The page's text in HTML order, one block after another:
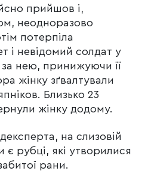
прийшов і,
неодноразово
потерпіла
і невідомий солдат у
за нею, принижуючи її
жінку зґвалтували
Близько 23
жінку додому.
на слизовій
рубці, які утворилися
рани.